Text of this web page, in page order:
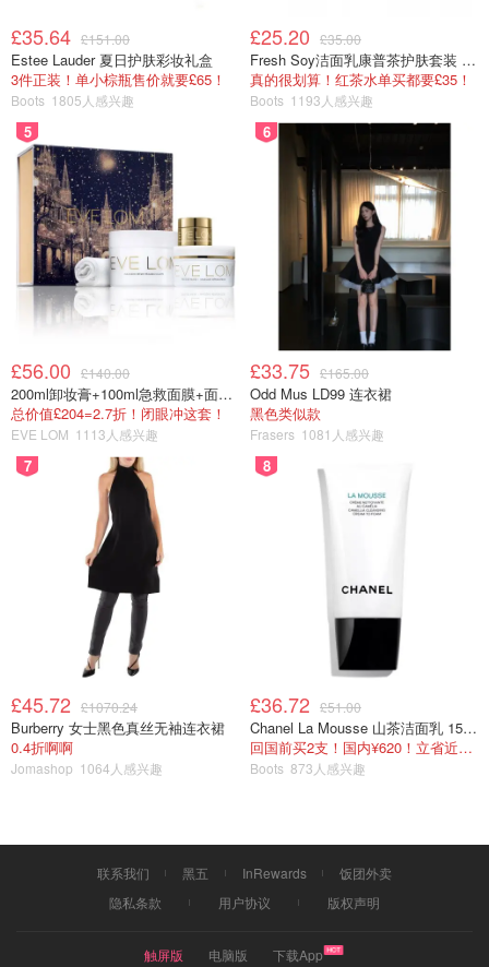
£35.64 £151.00
Estee Lauder 夏日护肤彩妆礼盒
3件正装！单小棕瓶售价就要£65！
Boots 1805人感兴趣
£25.20 £35.00
Fresh Soy洁面乳康普茶护肤套装 100ml
真的很划算！红茶水单买都要£35！
Boots 1193人感兴趣
5
£56.00 £140.00
200ml卸妆膏+100ml急救面膜+面霜+洁颜布
总价值£204=2.7折！闭眼冲这套！
EVE LOM 1113人感兴趣
6
£33.75 £165.00
Odd Mus LD99 连衣裙
黑色类似款
Frasers 1081人感兴趣
7
£45.72 £1070.24
Burberry 女士黑色真丝无袖连衣裙
0.4折啊啊
Jomashop 1064人感兴趣
8
£36.72 £51.00
Chanel La Mousse 山茶洁面乳 150ml
回国前买2支！国内¥620！立省近一半！
Boots 873人感兴趣
联系我们 黑五 InRewards
饭团外卖
隐私条款
用户协议 版权声明
触屏版 电脑版 下载App